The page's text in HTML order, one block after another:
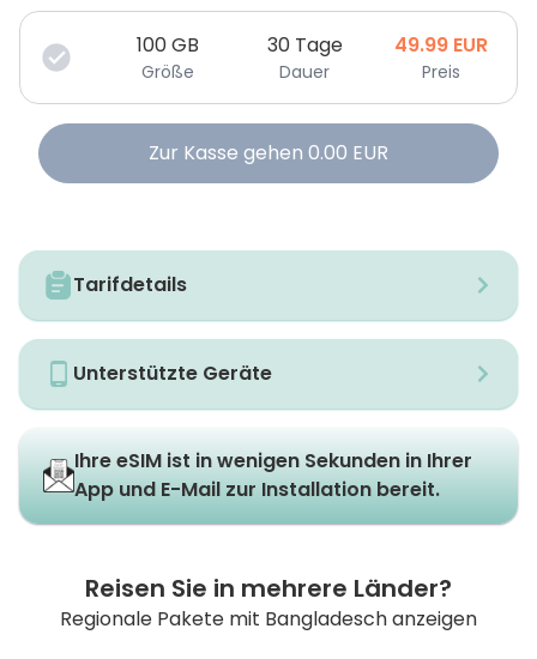
100GB
Größe
30 Tage
Dauer
49.99 EUR
Preis
Zur Kasse gehen 0.00 EUR
Tarifdetails
Unterstützte Geräte
Ihre eSIM ist in wenigen Sekunden in Ihrer
App und E-Mail zur Installation bereit.
Reisen Sie in mehrere Länder?
Regionale Pakete mit Bangladesch anzeigen